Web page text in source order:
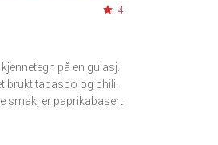
4
på en gulasj.
brukt tabasco og chili.
smak, er paprikabasert